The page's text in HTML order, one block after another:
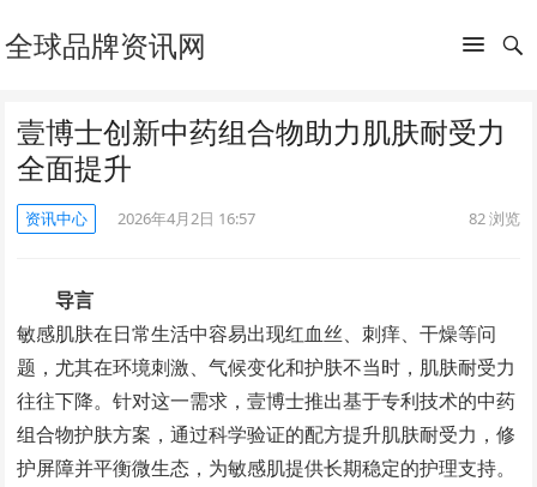
全球品牌资讯网
壹博士创新中药组合物助力肌肤耐受力
全面提升
资讯中心 2026年4月2日 16:57 82浏览
导言
敏感肌肤在日常生活中容易出现红血丝、刺痒、干燥等问
题，尤其在环境刺激、气候变化和护肤不当时，肌肤耐受力
往往下降。针对这一需求，壹博士推出基于专利技术的中药
组合物护肤方案，通过科学验证的配方提升肌肤耐受力，修
护屏障并平衡微生态，为敏感肌提供长期稳定的护理支持。